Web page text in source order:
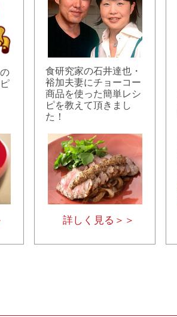
食研究家の石井達也・
裕加夫妻にチョーコー
商品を使った簡単レシ
ピを教えて頂きまし
た！
詳しく見る＞＞